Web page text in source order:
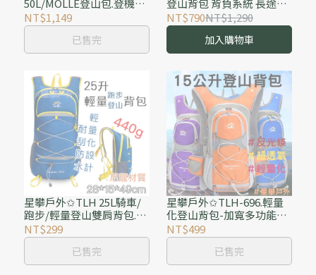
50L/MOLLE登山包.登機背
包60cm高/防潑水雙肩背
包/二日健行背包MSR-17.
NT$1,149
已售完
登山背包 背負系統 長途不
吃力-旅行出國健行双肩背
包 潮流撞色設計登山包 輕
旅行背包大容量
NT$790NT$1,290
加入購物車
星攀戶外✩TLH 25L騎車/
跑步/輕量登山雙肩背包.登
山包.越野跑.雙肩包.馬拉松
健行.旅行水袋背包.#674
NT$299
已售完
星攀戶外✩TLH-696.輕量
化登山背包-加寬多功能款/
一日登山15公升騎行背包
水壺水袋背包/雙肩包戶外
登山跑步包
NT$499
已售完